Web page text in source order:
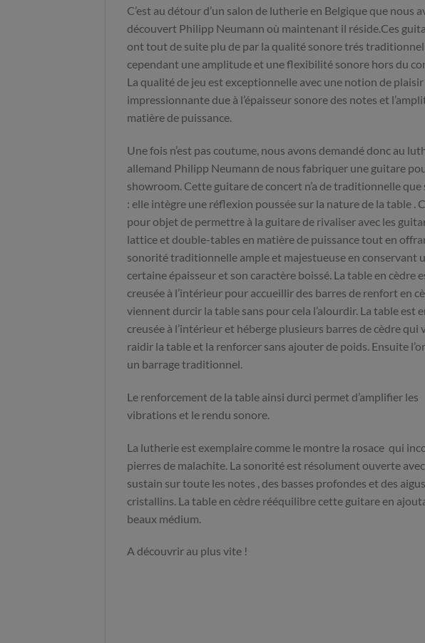
C’est au détour d’un salon de lutherie en Belgique que nous
découvert Philipp Neumann où maintenant il réside.Ces
ont tout de suite plu de par la qualité sonore trés
cependant une amplitude et une flexibilité sonore hors du
La qualité de jeu est exceptionnelle avec une notion de plaisir
impressionnante due à l’épaisseur sonore des notes et
matière de puissance.
Une fois n’est pas coutume, nous avons demandé donc au
allemand Philipp Neumann de nous fabriquer une guitare
showroom. Cette guitare de concert n’a de traditionnelle que
: elle intègre une réflexion poussée sur la nature de la table .
pour objet de permettre à la guitare de rivaliser avec les
lattice et double-tables en matière de puissance tout en
sonorité traditionnelle ample et majestueuse en conservant
certaine épaisseur et son caractère boissé. La table en cèdre
creusée à l’intérieur pour accueillir des barres de renfort en
viennent durcir la table sans pour cela l’alourdir. La table est
creusée à l’intérieur et héberge plusieurs barres de cèdre qui
raidir la table et la renforcer sans ajouter de poids. Ensuite
un barrage traditionnel.
Le renforcement de la table ainsi durci permet d’amplifier les
vibrations et le rendu sonore.
La lutherie est exemplaire comme le montre la rosace qui
pierres de malachite. La sonorité est résolument ouverte
sustain sur toute les notes , des basses profondes et des aigus
cristallins. La table en cèdre rééquilibre cette guitare en
beaux médium.
A découvrir au plus vite !